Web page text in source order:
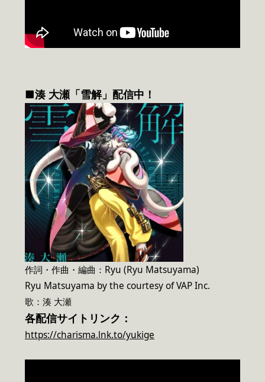
■湊 大瀬「雪解」配信中！
作詞・作曲・編曲：Ryu (Ryu Matsuyama)
Ryu Matsuyama by the courtesy of VAP Inc.
歌：湊 大瀬
各配信サイトリンク：
https://charisma.lnk.to/yukige